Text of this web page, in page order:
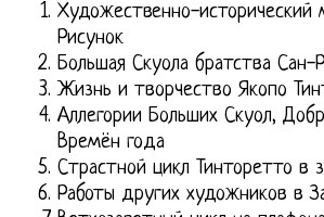
Художественно-исторический
Рисунок
Большая Скуола братства Сан-
Жизнь и творчество Якопо
Аллегории Больших Скуол,
Времён года
Страстной цикл Тинторетто в
Работы других художников в